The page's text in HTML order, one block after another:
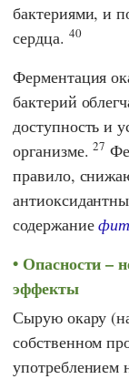
бактериями, и
сердца. 40
Ферментация
бактерий
доступность и
организме.27
правило,
содержание
Опасности –
эффекты
Сырую окару
собственном
употреблением